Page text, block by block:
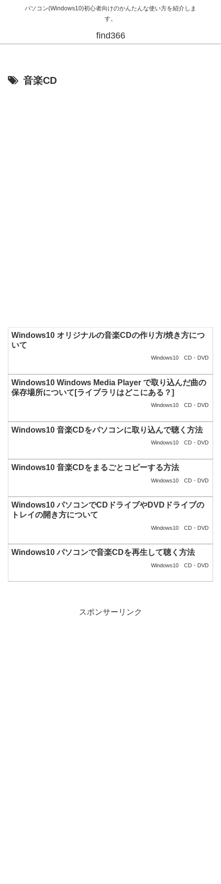
パソコン(Windows10)初心者向けのかんたんな使い方を紹介しま
す。
find366
音楽CD
Windows10 オリジナルの音楽CDの作り方/焼き方につ
いて
Windows10 CD・DVD
Windows10 Windows Media Player で取り込んだ曲の
保存場所について[ライブラリはどこにある？]
Windows10 CD・DVD
Windows10 音楽CDをパソコンに取り込んで聴く方法
Windows10 CD・DVD
Windows10 音楽CDをまるごとコピーする方法
Windows10 CD・DVD
Windows10 パソコンでCDドライブやDVDドライブの
トレイの開き方について
Windows10 CD・DVD
Windows10 パソコンで音楽CDを再生して聴く方法
Windows10 CD・DVD
スポンサーリンク